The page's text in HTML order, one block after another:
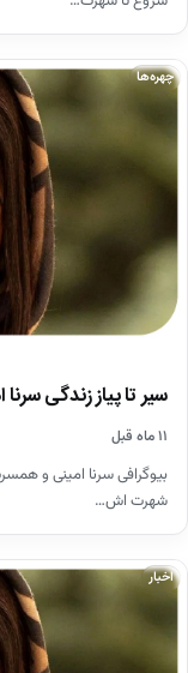
چهره‌ها
سیر تا پیاز زندگی
۱۱ ماه قبل
بیوگرافی سرنا امینی و
شهرت اش…
اخبار